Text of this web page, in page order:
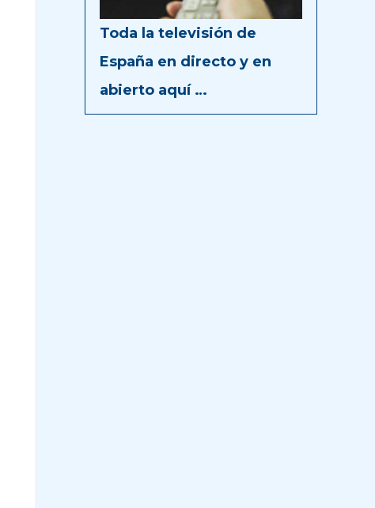
Toda la televisión de
España en directo y en
abierto aquí …